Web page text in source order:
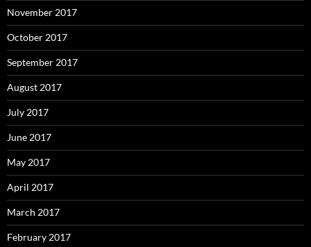
November 2017
October 2017
September 2017
August 2017
July 2017
June 2017
May 2017
April 2017
March 2017
February 2017